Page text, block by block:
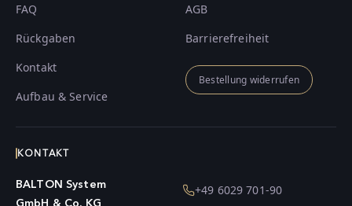
FAQ
Rückgaben
Kontakt
Aufbau & Service
AGB
Barrierefreiheit
Bestellung widerrufen
KONTAKT
BALTON System
GmbH & Co. KG
+49 6029 701-90